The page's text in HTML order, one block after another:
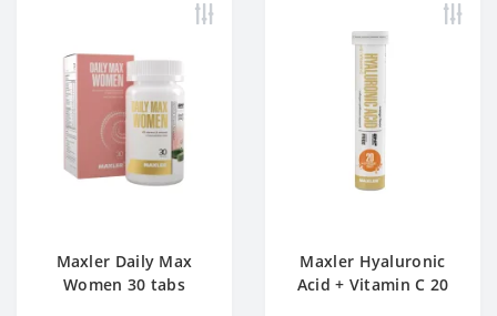
Maxler Daily Max
Women 30 tabs
Maxler Hyaluronic
Acid + Vitamin C 20